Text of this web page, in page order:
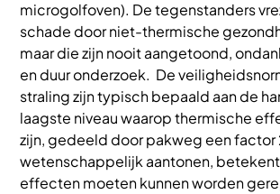
microgolfoven). De tegenstanders
schade door niet-thermische
maar die zijn nooit aangetoond,
en duur onderzoek. De
straling zijn typisch bepaald aan de
laagste niveau waarop thermische
zijn, gedeeld door pakweg een factor
wetenschappelijk aantonen,
effecten moeten kunnen worden